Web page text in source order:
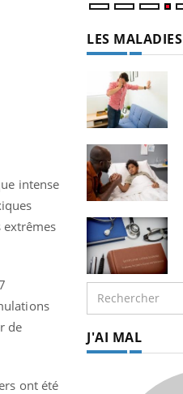
intense
de
ont été
LES MALADIES
J'AI MAL